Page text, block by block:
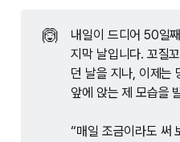
🙆
내일이 드디어 50일
지막 날입니다. 꼬질
던 날을 지나, 이제는
앞에 앉는 제 모습을
“매일 조금이라도 써